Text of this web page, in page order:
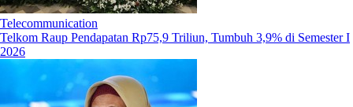
Telecommunication
Telkom Raup Pendapatan Rp75,9 Triliun, Tumbuh 3,9% di Semester I
2026